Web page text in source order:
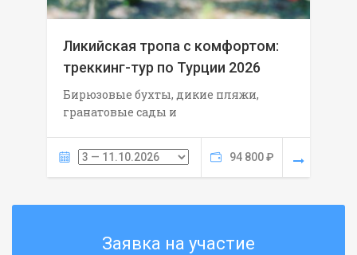
Ликийская тропа с комфортом:
треккинг-тур по Турции 2026
Бирюзовые бухты, дикие пляжи,
гранатовые сады и
94 800 ₽
Заявка на участие